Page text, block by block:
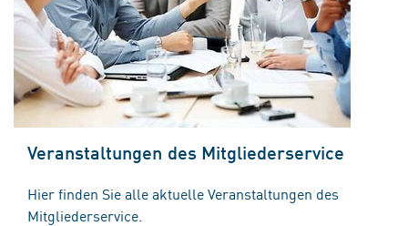
Veranstaltungen des Mitgliederservice
Hier finden Sie alle aktuelle Veranstaltungen des
Mitgliederservice.